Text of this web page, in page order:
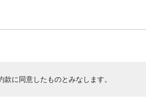
に同意したものとみなします。